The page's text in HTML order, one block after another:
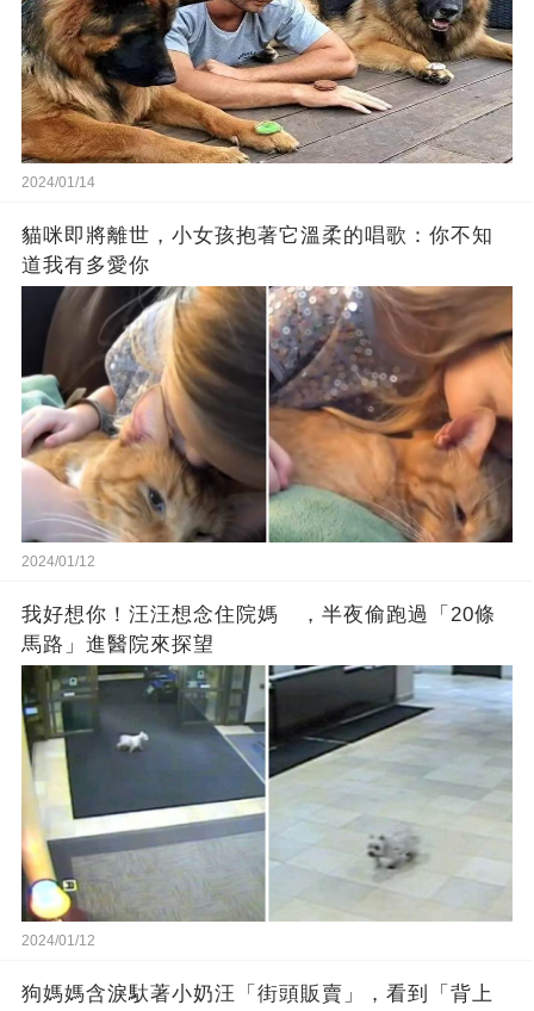
2024/01/14
貓咪即將離世，小女孩抱著它溫柔的唱歌：你不知
道我有多愛你
2024/01/12
我好想你！汪汪想念住院媽 ，半夜偷跑過「20條
馬路」進醫院來探望
2024/01/12
狗媽媽含淚馱著小奶汪「街頭販賣」，看到「背上